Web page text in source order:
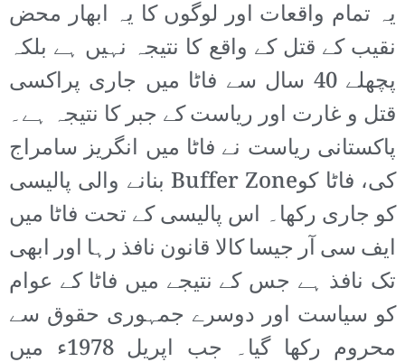
یہ تمام واقعات اور لوگوں کا یہ ابھار محض
نقیب کے قتل کے واقع کا نتیجہ نہیں ہے بلکہ
پچھلے 40 سال سے فاٹا میں جاری پراکسی
قتل و غارت اور ریاست کے جبر کا نتیجہ ہے۔
پاکستانی ریاست نے فاٹا میں انگریز سامراج
کی، فاٹا کوBuffer Zone بنانے والی پالیسی
کو جاری رکھا۔ اس پالیسی کے تحت فاٹا میں
ایف سی آر جیسا کالا قانون نافذ رہا اور ابھی
تک نافذ ہے جس کے نتیجے میں فاٹا کے عوام
کو سیاست اور دوسرے جمہوری حقوق سے
محروم رکھا گیا۔ جب اپریل 1978ء میں